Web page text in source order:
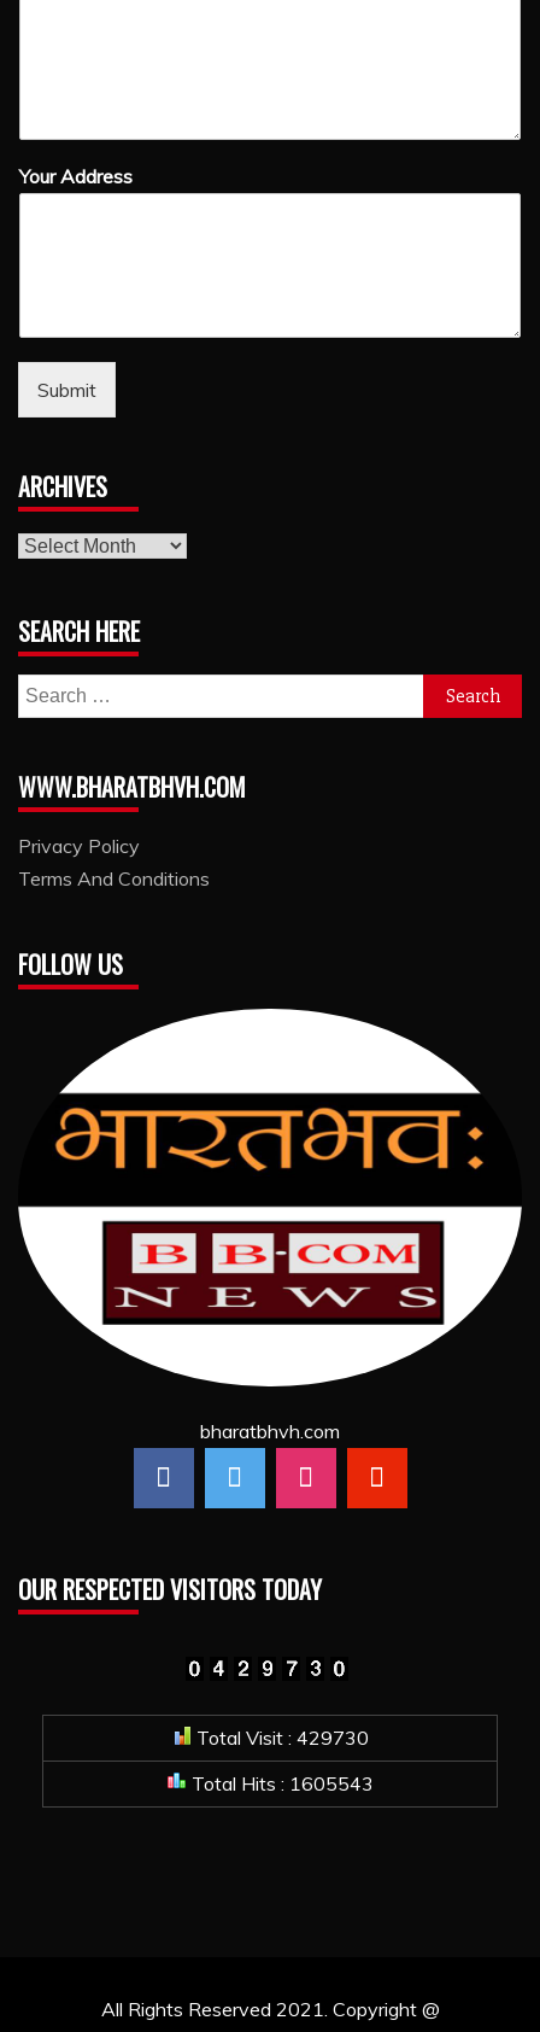
Your Address
Submit
ARCHIVES
archives
SEARCH HERE
Search
for:
WWW.BHARATBHVH.COM
Privacy Policy
Terms And Conditions
FOLLOW US
bharatbhvh.com
OUR RESPECTED VISITORS TODAY
Total Visit : 429730
Total Hits : 1605543
All Rights Reserved 2021. Copyright @